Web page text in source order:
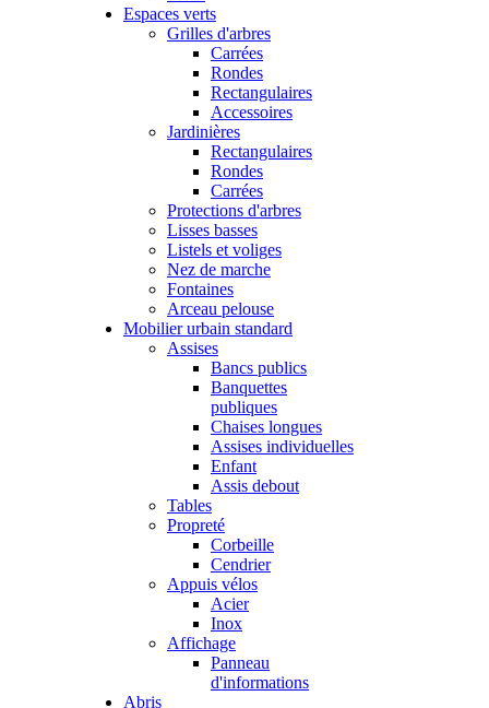
Espaces verts
Grilles d'arbres
Carrées
Rondes
Rectangulaires
Accessoires
Jardinières
Rectangulaires
Rondes
Carrées
Protections d'arbres
Lisses basses
Listels et voliges
Nez de marche
Fontaines
Arceau pelouse
Mobilier urbain standard
Assises
Bancs publics
Banquettes
publiques
Chaises longues
Assises individuelles
Enfant
Assis debout
Tables
Propreté
Corbeille
Cendrier
Appuis vélos
Acier
Inox
Affichage
Panneau
d'informations
Abris